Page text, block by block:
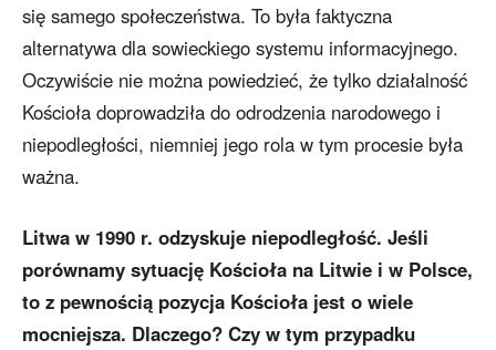
się samego społeczeństwa. To była faktyczna
alternatywa dla sowieckiego systemu informacyjnego.
Oczywiście nie można powiedzieć, że tylko działalność
Kościoła doprowadziła do odrodzenia narodowego i
niepodległości, niemniej jego rola w tym procesie była
ważna.
Litwa w 1990 r. odzyskuje niepodległość. Jeśli
porównamy sytuację Kościoła na Litwie i w Polsce,
to z pewnością pozycja Kościoła jest o wiele
mocniejsza. Dlaczego? Czy w tym przypadku